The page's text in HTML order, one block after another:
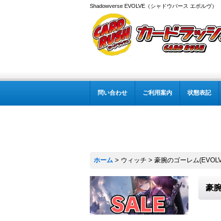
Shadowverse EVOLVE（シャドウバース エボルヴ
問い合わせ ご利用案内 状態表記
ホーム > ウィッチ > 豪腕のゴーレム
豪